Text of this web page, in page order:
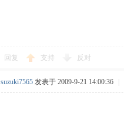
回复 支持 反对
suzuki7565 发表于 2009-9-21 14:00:36